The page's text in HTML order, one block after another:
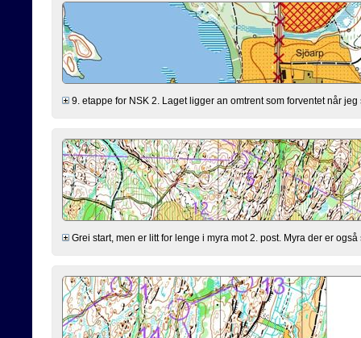
9. etappe for NSK 2. Laget ligger an omtrent som forventet når
Grei start, men er litt for lenge i myra mot 2. post. Myra der er